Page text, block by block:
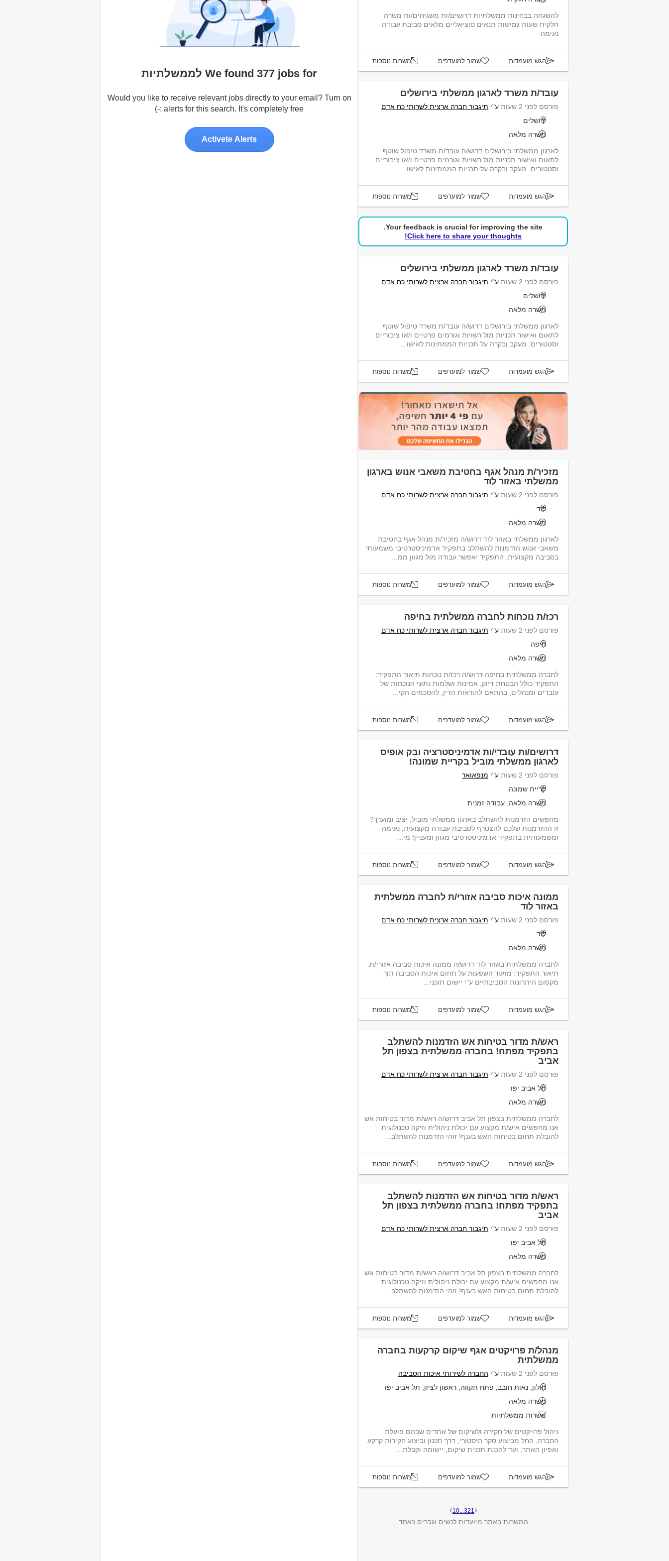
להשגחה בבחינות ממשלתיות דרושים/ות משגיחים/ות משרה
חלקית שעות גמישות תנאים סוציאליים מלאים סביבת עבודה
נעימה
הגש מועמדות שמור למועדפים משרות נוספות
עובד/ת משרד לארגון ממשלתי בירושלים
פורסם לפני 2 שעות ע"י תיגבור חברה ארצית לשרותי כח אדם
ירושלים
משרה מלאה
לארגון ממשלתי בירושלים דרוש/ה עובד/ת משרד טיפול שוטף
לתאום ואישור תכניות מול רשויות וגורמים פרטיים ו/או ציבוריים
וסטטורים. מעקב ובקרה על תכניות הממתינות לאישו...
הגש מועמדות שמור למועדפים משרות נוספות
Your feedback is crucial for improving the site.
Click here to share your thoughts!
עובד/ת משרד לארגון ממשלתי בירושלים
פורסם לפני 2 שעות ע"י תיגבור חברה ארצית לשרותי כח אדם
ירושלים
משרה מלאה
לארגון ממשלתי בירושלים דרוש/ה עובד/ת משרד טיפול שוטף
לתאום ואישור תכניות מול רשויות וגורמים פרטיים ו/או ציבוריים
וסטטורים. מעקב ובקרה על תכניות הממתינות לאישו...
הגש מועמדות שמור למועדפים משרות נוספות
מזכיר/ת מנהל אגף בחטיבת משאבי אנוש בארגון
ממשלתי באזור לוד
פורסם לפני 2 שעות ע"י תיגבור חברה ארצית לשרותי כח אדם
לוד
משרה מלאה
לארגון ממשלתי באזור לוד דרוש/ה מזכיר/ת מנהל אגף בחטיבת
משאבי אנוש הזדמנות להשתלב בתפקיד אדמיניסטרטיבי משמעותי
בסביבה מקצועית. התפקיד יאפשר עבודה מול מגוון ממ...
הגש מועמדות שמור למועדפים משרות נוספות
רכז/ת נוכחות לחברה ממשלתית בחיפה
פורסם לפני 2 שעות ע"י תיגבור חברה ארצית לשרותי כח אדם
חיפה
משרה מלאה
לחברה ממשלתית בחיפה דרוש/ה רכז/ת נוכחות תיאור התפקיד:
התפקיד כולל הבטחת דיוק, אמינות ושלמות נתוני הנוכחות של
עובדים ומנהלים, בהתאם להוראות הדין, להסכמים הקי...
הגש מועמדות שמור למועדפים משרות נוספות
דרושים/ות עובדי/ות אדמיניסטרציה ובק אופיס
לארגון ממשלתי מוביל בקריית שמונה!
פורסם לפני 2 שעות ע"י מנפאואר
קריית שמונה
משרה מלאה, עבודה זמנית
מחפשים הזדמנות להשתלב בארגון ממשלתי מוביל, יציב ומוערך?
זו ההזדמנות שלכם להצטרף לסביבת עבודה מקצועית, נעימה
ומשמעותית בתפקיד אדמיניסטרטיבי מגוון ומעניין! מי...
הגש מועמדות שמור למועדפים משרות נוספות
ממונה איכות סביבה אזורי/ת לחברה ממשלתית
באזור לוד
פורסם לפני 2 שעות ע"י תיגבור חברה ארצית לשרותי כח אדם
לוד
משרה מלאה
לחברה ממשלתית באזור לוד דרוש/ה ממונה איכות סביבה אזורי/ת.
תיאור התפקיד: מזעור השפעות על תחום איכות הסביבה תוך
מקסום היתרונות הסביבתיים ע"י יישום תוכני...
הגש מועמדות שמור למועדפים משרות נוספות
ראש/ת מדור בטיחות אש הזדמנות להשתלב
בתפקיד מפתח! בחברה ממשלתית בצפון תל
אביב
פורסם לפני 2 שעות ע"י תיגבור חברה ארצית לשרותי כח אדם
תל אביב יפו
משרה מלאה
לחברה ממשלתית בצפון תל אביב דרוש/ה ראש/ת מדור בטיחות אש
אנו מחפשים איש/ת מקצוע עם יכולת ניהולית וזיקה טכנולוגית
להובלת תחום בטיחות האש בענף! זוהי הזדמנות להשתלב...
הגש מועמדות שמור למועדפים משרות נוספות
ראש/ת מדור בטיחות אש הזדמנות להשתלב
בתפקיד מפתח! בחברה ממשלתית בצפון תל
אביב
פורסם לפני 2 שעות ע"י תיגבור חברה ארצית לשרותי כח אדם
תל אביב יפו
משרה מלאה
לחברה ממשלתית בצפון תל אביב דרוש/ה ראש/ת מדור בטיחות אש
אנו מחפשים איש/ת מקצוע עם יכולת ניהולית וזיקה טכנולוגית
להובלת תחום בטיחות האש בענף! זוהי הזדמנות להשתלב...
הגש מועמדות שמור למועדפים משרות נוספות
מנהל/ת פרויקטים אגף שיקום קרקעות בחברה
ממשלתית
פורסם לפני 2 שעות ע"י החברה לשירותי איכות הסביבה
חולון, נאות חובב, פתח תקווה, ראשון לציון, תל אביב יפו
משרה מלאה
משרות ממשלתיות
ניהול פרויקטים של חקירה ולשיקום של אתרים שבהם פועלת
החברה, החל מביצוע סקר היסטורי, דרך תכנון וביצוע חקירות קרקע
ואפיון האתר, ועד להכנת תכנית שיקום, יישומה וקבלת...
הגש מועמדות שמור למועדפים משרות נוספות
1
2
3
...
10
המשרות באתר מיועדות לנשים וגברים כאחד
We found 377 jobs for לממשלתיות
Would you like to receive relevant jobs directly to your email? Turn on
alerts for this search. It's completely free :-)
Activete Alerts